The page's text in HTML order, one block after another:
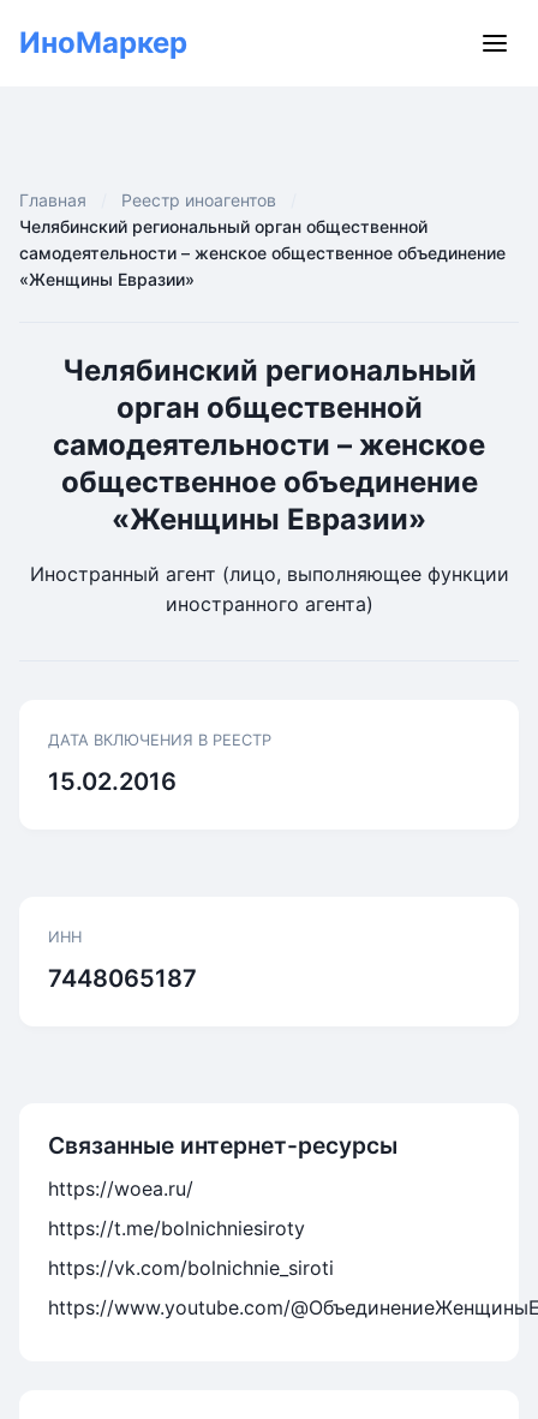
ИноМаркер
Главная
Реестр иноагентов
Челябинский региональный орган общественной
самодеятельности – женское общественное объединение
«Женщины Евразии»
Челябинский региональный
орган общественной
самодеятельности – женское
общественное объединение
«Женщины Евразии»
Иностранный агент (лицо, выполняющее функции
иностранного агента)
ДАТА ВКЛЮЧЕНИЯ В РЕЕСТР
15.02.2016
ИНН
7448065187
Связанные интернет-ресурсы
https://woea.ru/
https://t.me/bolnichniesiroty
https://vk.com/bolnichnie_siroti
https://www.youtube.com/